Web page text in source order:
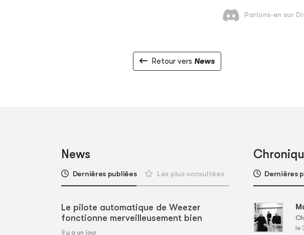
Retour vers News
News
Dernières publiées Les plus consultées
Le pilote automatique de Weezer
fonctionne merveilleusement bien
il y a un jour
Dernières
le